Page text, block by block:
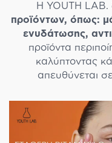
Η YOUTH LAB.
προϊόντων, όπως:
ενυδάτωσης,
προϊόντα
καλύπτοντας
απευθύνεται